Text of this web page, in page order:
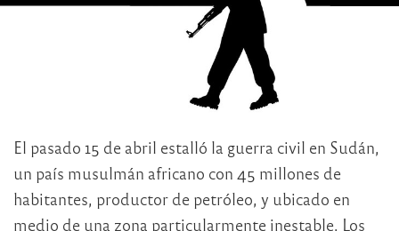
El pasado 15 de abril estalló la guerra civil en Sudán,
un país musulmán africano con 45 millones de
habitantes, productor de petróleo, y ubicado en
medio de una zona particularmente inestable. Los